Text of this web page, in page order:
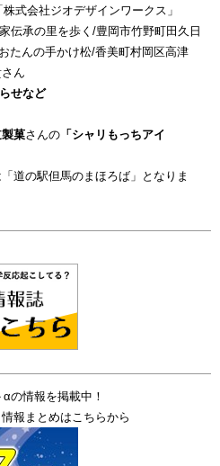
株式会社ジオデザインワークス」
伝承の里を歩く/豊岡市竹野町田久日
たんの手かけ松/香美町村岡区高津
ん
せなど
製菓さんの 「シャリもっちアイ
道の駅但馬のまほろば」となりま
の情報を掲載中！
報まとめはこちらから